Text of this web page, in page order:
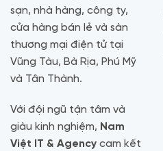
sạn, nhà hàng, công ty,
cửa hàng bán lẻ và sàn
thương mại điện tử tại
Vũng Tàu, Bà Rịa, Phú Mỹ
và Tân Thành.
Với đội ngũ tận tâm và
giàu kinh nghiệm, Nam
Việt IT & Agency cam kết